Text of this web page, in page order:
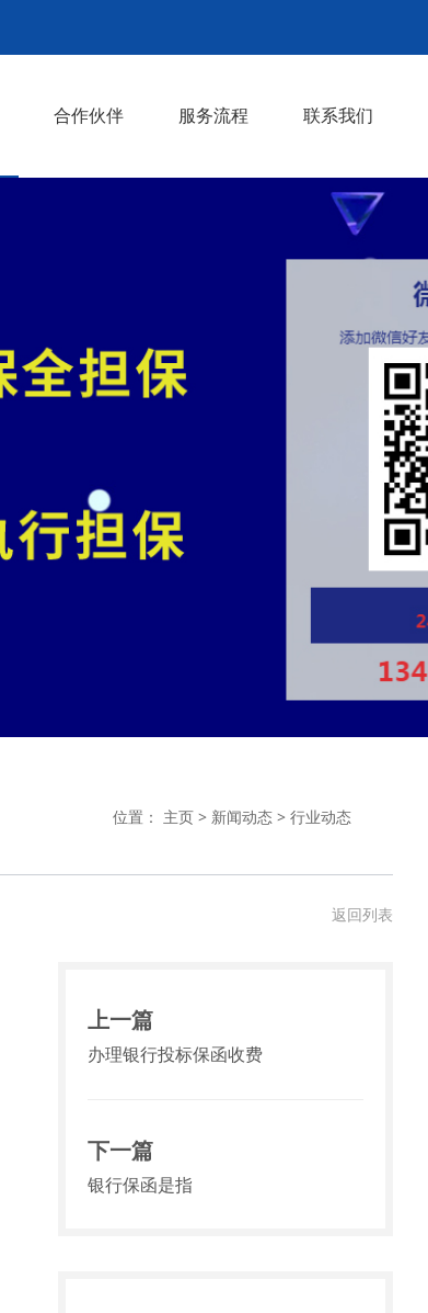
合作伙伴 服务流程 联系我们
位置： 主页 > 新闻动态 > 行业动态
返回列表
上一篇
办理银行投标保函收费
下一篇
银行保函是指